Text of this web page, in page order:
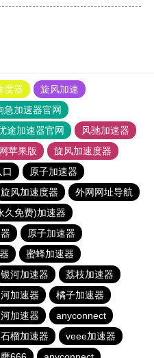
度器
旋风加速
急加速器官网
途加速器官网
风驰加速器
苹果版
旋风加速度器
原子加速器
旋风加速度器
外网网址导航
久免费)加速器
原子加速器
蜜蜂加速器
银河加速器
荔枝加速器
加速器
橘子加速器
加速器
anyconnect
榴加速器
veee加速器